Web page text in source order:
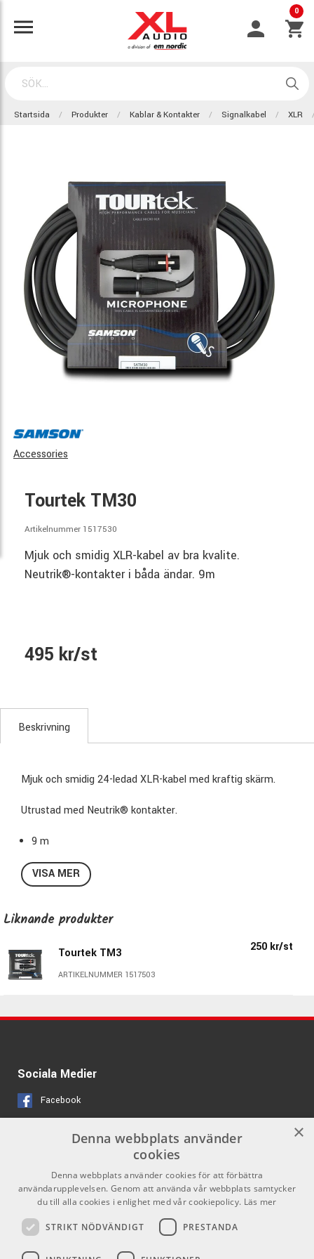
0
Startsida Produkter Kablar & Kontakter Signalkabel XLR
Accessories
Tourtek TM30
Artikelnummer 1517530
Mjuk och smidig XLR-kabel av bra kvalite.
Neutrik®-kontakter i båda ändar. 9m
495 kr/st
Beskrivning
Mjuk och smidig 24-ledad XLR-kabel med kraftig skärm.
Utrustad med Neutrik® kontakter.
9 m
VISA MER
Liknande produkter
Tourtek TM3
ARTIKELNUMMER 1517503
250 kr/st
Sociala Medier
Facebook
Om oss
Kontakta oss
Som privatperson kan du inte
köpa på denna webbsida, utan all
försäljning sker via våra
återförsäljare
×
Denna webbplats använder
cookies
Denna webbplats använder cookies för att förbättra
användarupplevelsen. Genom att använda vår webbplats samtycker
du till alla cookies i enlighet med vår cookiepolicy. Läs mer
STRIKT NÖDVÄNDIGT PRESTANDA